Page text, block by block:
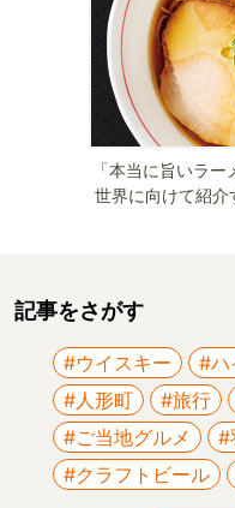
「本当に旨いラ
世界に向けて紹介
記事をさがす
#ウイスキー #ハ
#人形町
#旅行
#ご当地グルメ
#
#クラフトビール